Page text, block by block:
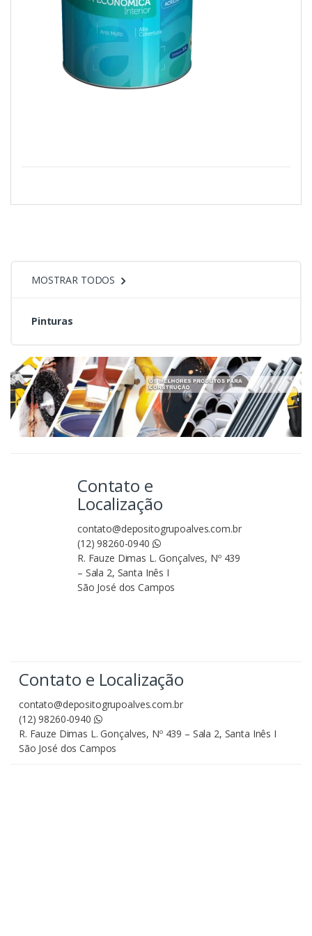
MOSTRAR TODOS
Pinturas
Contato e
Localização
contato@depositogrupoalves.com.br
(12) 98260-0940
R. Fauze Dimas L. Gonçalves, Nº 439
– Sala 2, Santa Inês I
São José dos Campos
Contato e Localização
contato@depositogrupoalves.com.br
(12) 98260-0940
R. Fauze Dimas L. Gonçalves, Nº 439 – Sala 2, Santa Inês I
São José dos Campos